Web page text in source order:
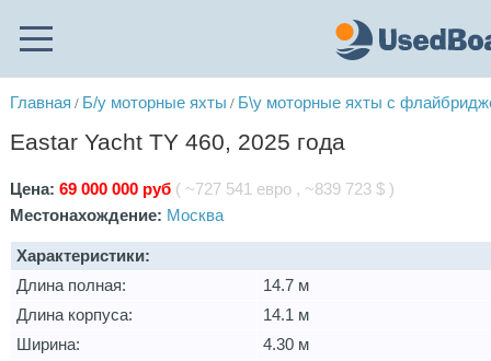
Главная / Б/у моторные яхты / Б\у моторные яхты с
Eastar Yacht TY 460, 2025 года
Цена:69 000 000 руб ( ~727 541 евро , ~839 723 $ )
Местонахождение: Москва
Характеристики:
Длина полная:
14.7 м
Длина корпуса:
14.1 м
Ширина:
4.30 м